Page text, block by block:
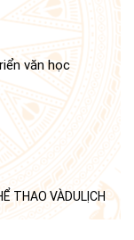
6 năm 2008
và phát triển
văn học
THAO VÀDULỊCH